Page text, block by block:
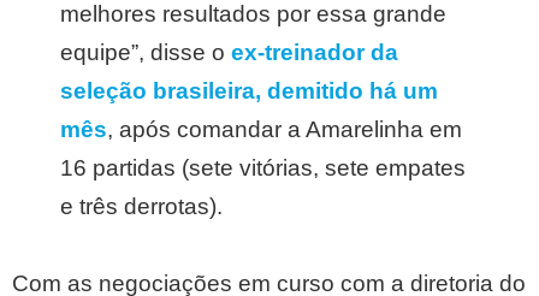
melhores resultados por essa grande
equipe”, disse o ex-treinador da
seleção brasileira, demitido há um
mês, após comandar a Amarelinha em
16 partidas (sete vitórias, sete empates
e três derrotas).
Com as negociações em curso com a diretoria do